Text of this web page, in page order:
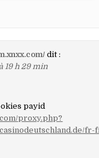
dit :
19 h 29 min
payid
proxy.php?
fr-